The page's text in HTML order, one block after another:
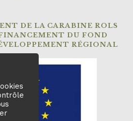
DE LA CARABINE ROLS
DU FOND
RÉGIONAL